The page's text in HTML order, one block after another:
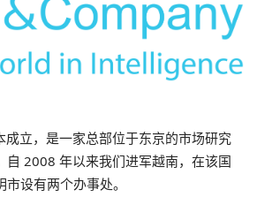
立，是一家总部位于东京的市场研究
自 2008 年以来我们进军越南，在该国
设有两个办事处。